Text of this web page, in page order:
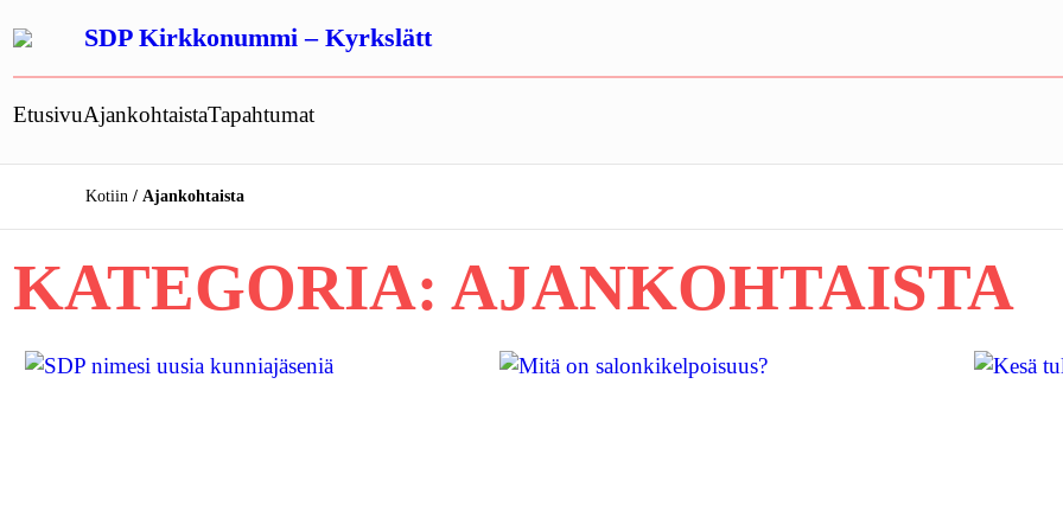
sisältöön
SDP Kirkkonummi – Kyrkslätt
EtusivuAjankohtaistaTapahtumat
Kotiin Ajankohtaista
KATEGORIA: AJANKOHTAISTA